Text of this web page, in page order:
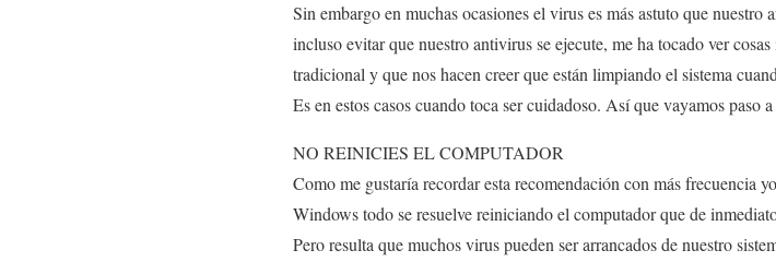
Sin embargo en muchas ocasiones el virus es más astuto que
incluso evitar que nuestro antivirus se ejecute, me ha tocado ver
tradicional y que nos hacen creer que están limpiando el sistema
Es en estos casos cuando toca ser cuidadoso. Así que vayamos paso
NO REINICIES EL COMPUTADOR
Como me gustaría recordar esta recomendación con más frecuencia
Windows todo se resuelve reiniciando el computador que de
Pero resulta que muchos virus pueden ser arrancados de nuestro